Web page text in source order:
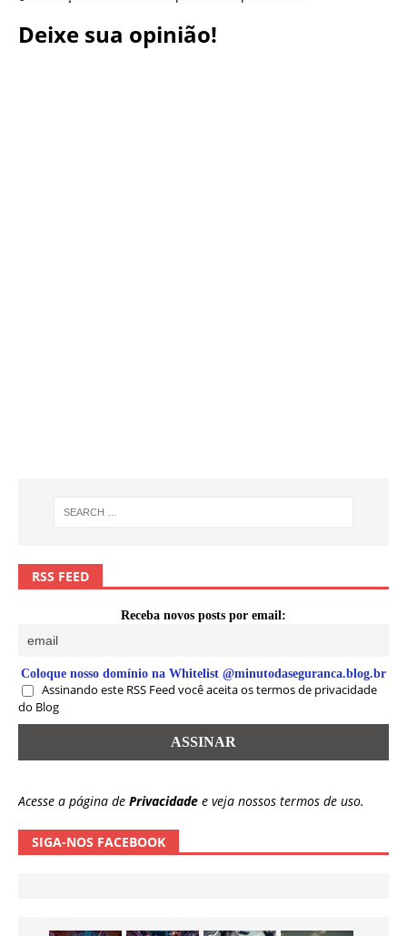
Deixe sua opinião!
RSS FEED
Receba novos posts por email:
Coloque nosso domínio na Whitelist @minutodaseguranca.blog.br
Assinando este RSS Feed você aceita os termos de privacidade
do Blog
Acesse a página de Privacidade e veja nossos termos de uso.
SIGA-NOS FACEBOOK